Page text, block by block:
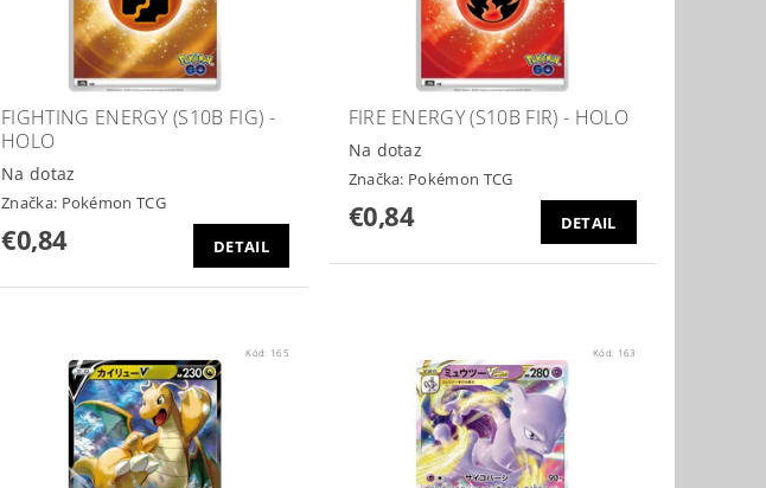
FIGHTING ENERGY (S10B FIG) -
HOLO
Na dotaz
Značka: Pokémon TCG
€0,84 DETAIL
FIRE ENERGY (S10B FIR) - HOLO
Na dotaz
Značka: Pokémon TCG
€0,84 DETAIL
Kód: 165 Kód: 163